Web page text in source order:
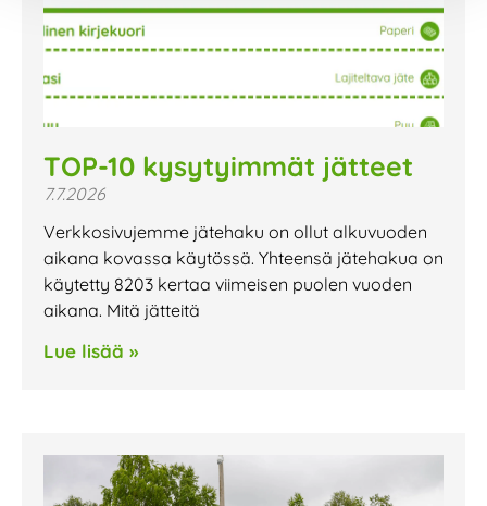
TOP-10 kysytyimmät jätteet
7.7.2026
Verkkosivujemme jätehaku on ollut alkuvuoden
aikana kovassa käytössä. Yhteensä jätehakua on
käytetty 8203 kertaa viimeisen puolen vuoden
aikana. Mitä jätteitä
Lue lisää »